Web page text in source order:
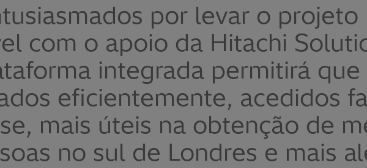
por levar o projeto
com o apoio da Hitachi
integrada permitirá
eficientemente, acedidos
mais úteis na obtenção de
no sul de Londres e mais